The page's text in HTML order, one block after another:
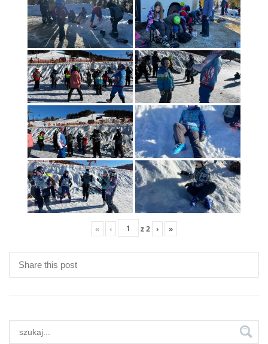
« ‹ z2 › »
Share this post